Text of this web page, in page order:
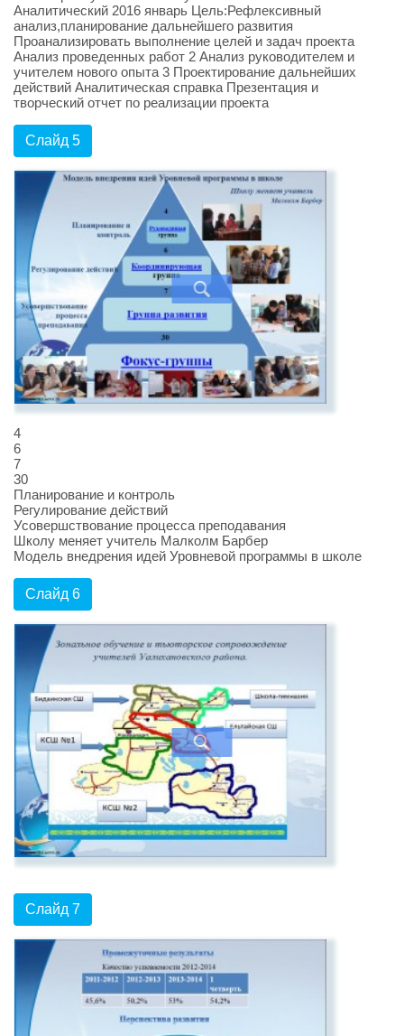
Аналитический 2016 январь Цель:Рефлексивный
анализ,планирование дальнейшего развития
Проанализировать выполнение целей и задач проекта
Анализ проведенных работ 2 Анализ руководителем и
учителем нового опыта 3 Проектирование дальнейших
действий Аналитическая справка Презентация и
творческий отчет по реализации проекта
Слайд 5
4
6
7
30
Планирование и контроль
Регулирование действий
Усовершствование процесса преподавания
Школу меняет учитель Малколм Барбер
Модель внедрения идей Уровневой программы в школе
Слайд 6
Слайд 7